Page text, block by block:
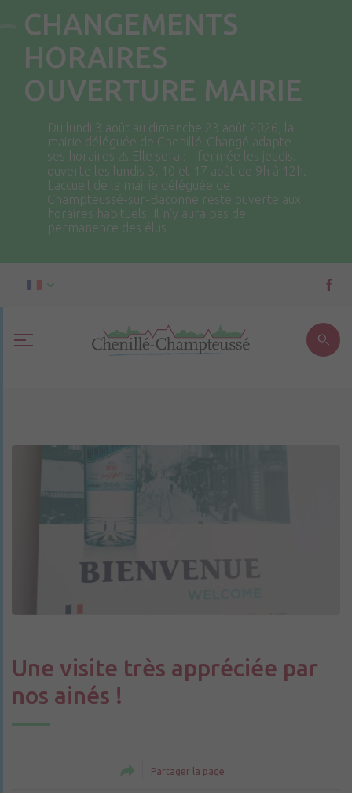
CHANGEMENTS
HORAIRES
OUVERTURE MAIRIE
Du lundi 3 août au dimanche 23 août 2026, la
mairie déléguée de Chenillé-Changé adapte
ses horaires ⚠ Elle sera : - fermée les jeudis. -
ouverte les lundis 3, 10 et 17 août de 9h à 12h.
L'accueil de la mairie déléguée de
Champteussé-sur-Baconne reste ouverte aux
horaires habituels. Il n'y aura pas de
permanence des élus
Une visite très appréciée par
nos ainés !
Partager la page